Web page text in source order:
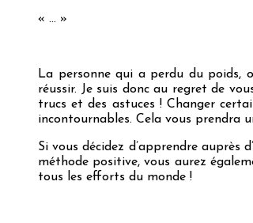
« … »
La personne qui a perdu du poids,
réussir. Je suis donc au regret de
trucs et des astuces ! Changer
incontournables. Cela vous prendra
Si vous décidez d’apprendre auprès
méthode positive, vous aurez
tous les efforts du monde !